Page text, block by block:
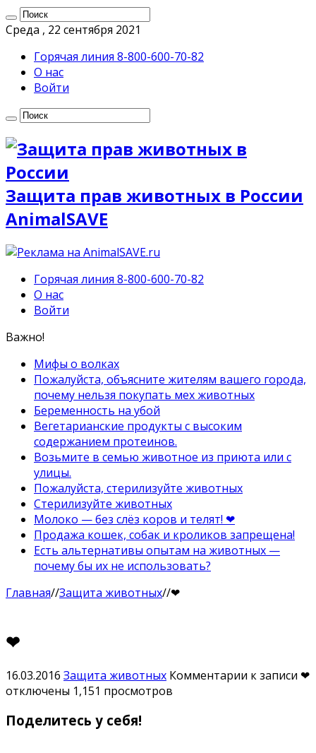
Среда , 22 сентября 2021
Горячая линия 8-800-600-70-82
О нас
Войти
Защита прав животных в России
AnimalSAVE
Горячая линия 8-800-600-70-82
О нас
Войти
Важно!
Мифы о волках
Пожалуйста, объясните жителям вашего города,
почему нельзя покупать мех животных
Беременность на убой
Вегетарианские продукты с высоким
содержанием протеинов.
Возьмите в семью животное из приюта или с
улицы.
Пожалуйста, стерилизуйте животных
Стерилизуйте животных
Молоко — без слёз коров и телят! ❤
Продажа кошек, собак и кроликов запрещена!
Есть альтернативы опытам на животных —
почему бы их не использовать?
Главная//Защита животных//❤
❤
16.03.2016 Защита животных Комментарии к записи ❤
отключены 1,151 просмотров
Поделитесь у себя!